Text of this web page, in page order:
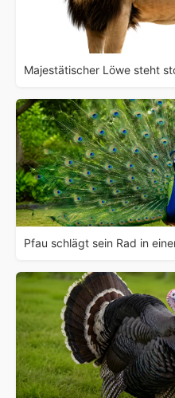
Majestätischer Löwe steht
Pfau schlägt sein Rad in